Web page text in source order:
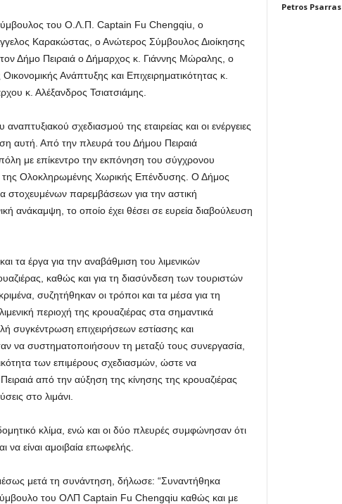
του Ο.Λ.Π. Captain Fu Chengqiu, ο
Καρακώστας, ο Ανώτερος Σύμβουλος Διοίκησης
Δήμο Πειραιά ο Δήμαρχος κ. Γιάννης Μώραλης, ο
Ανάπτυξης και Επιχειρηματικότητας κ.
κ. Αλέξανδρος Τσιατσιάμης.
σχεδιασμού της εταιρείας και οι ενέργειες
αυτή. Από την πλευρά του Δήμου Πειραιά
με επίκεντρο την εκπόνηση του σύγχρονου
της Ολοκληρωμένης Χωρικής Επένδυσης. Ο Δήμος
στοχευμένων παρεμβάσεων για την αστική
ανάκαμψη, το οποίο έχει θέσει σε ευρεία διαβούλευση
τα έργα για την αναβάθμιση του λιμενικών
καθώς και για τη διασύνδεση των τουριστών
συζητήθηκαν οι τρόποι και τα μέσα για τη
περιοχή της κρουαζιέρας στα σημαντικά
συγκέντρωση επιχειρήσεων εστίασης και
να συστηματοποιήσουν τη μεταξύ τους συνεργασία,
των επιμέρους σχεδιασμών, ώστε να
από την αύξηση της κίνησης της κρουαζιέρας
στο λιμάνι.
κλίμα, ενώ και οι δύο πλευρές συμφώνησαν ότι
να είναι αμοιβαία επωφελής.
μετά τη συνάντηση, δήλωσε: “Συναντήθηκα
του ΟΛΠ Captain Fu Chengqiu καθώς και με
Petros Psarras